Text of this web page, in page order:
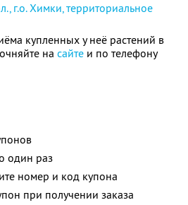
г.о. Химки, территориальное
купленных у неё растений в
на сайте и по телефону
один раз
номер и код купона
при получении заказа